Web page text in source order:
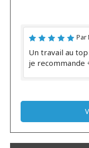
Par
Un travail au
je recommande